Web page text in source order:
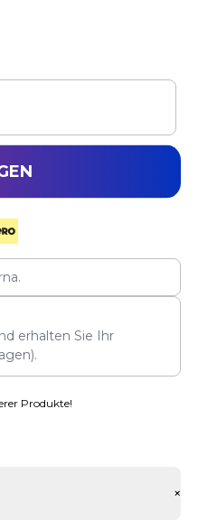
erhalten Sie Ihr
Produkte!
+